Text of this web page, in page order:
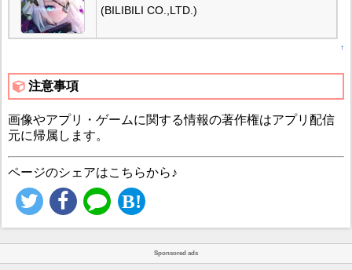
(BILIBILI CO.,LTD.)
↑
注意事項
画像やアプリ・ゲームに関する情報の著作権はアプリ配信
元に帰属します。
ページのシェアはこちらから♪
Sponsored ads